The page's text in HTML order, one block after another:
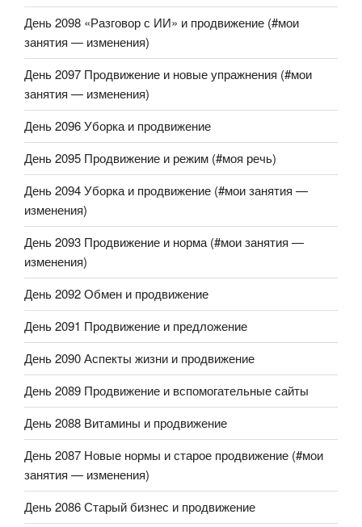
День 2098 «Разговор с ИИ» и продвижение (#мои
занятия — изменения)
День 2097 Продвижение и новые упражнения (#мои
занятия — изменения)
День 2096 Уборка и продвижение
День 2095 Продвижение и режим (#моя речь)
День 2094 Уборка и продвижение (#мои занятия —
изменения)
День 2093 Продвижение и норма (#мои занятия —
изменения)
День 2092 Обмен и продвижение
День 2091 Продвижение и предложение
День 2090 Аспекты жизни и продвижение
День 2089 Продвижение и вспомогательные сайты
День 2088 Витамины и продвижение
День 2087 Новые нормы и старое продвижение (#мои
занятия — изменения)
День 2086 Старый бизнес и продвижение